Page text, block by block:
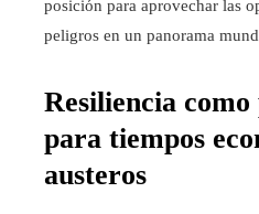
posición para aprovechar las
peligros en un panorama
Resiliencia
para tiempos
austeros